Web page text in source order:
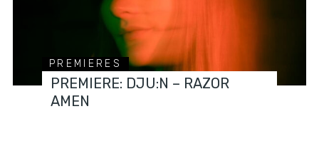
PREMIERES
PREMIERE: DJU:N – RAZOR
AMEN